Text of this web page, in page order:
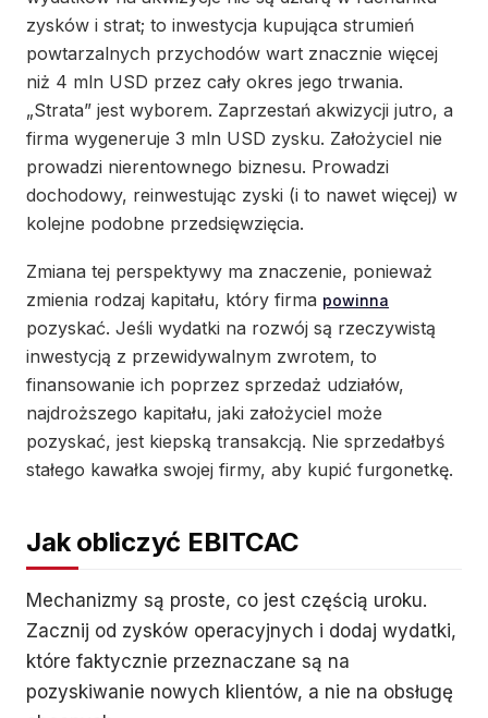
zysków i strat; to inwestycja kupująca strumień
powtarzalnych przychodów wart znacznie więcej
niż 4 mln USD przez cały okres jego trwania.
„Strata” jest wyborem. Zaprzestań akwizycji jutro, a
firma wygeneruje 3 mln USD zysku. Założyciel nie
prowadzi nierentownego biznesu. Prowadzi
dochodowy, reinwestując zyski (i to nawet więcej) w
kolejne podobne przedsięwzięcia.
Zmiana tej perspektywy ma znaczenie, ponieważ
zmienia rodzaj kapitału, który firma powinna
pozyskać. Jeśli wydatki na rozwój są rzeczywistą
inwestycją z przewidywalnym zwrotem, to
finansowanie ich poprzez sprzedaż udziałów,
najdroższego kapitału, jaki założyciel może
pozyskać, jest kiepską transakcją. Nie sprzedałbyś
stałego kawałka swojej firmy, aby kupić furgonetkę.
Jak obliczyć EBITCAC
Mechanizmy są proste, co jest częścią uroku.
Zacznij od zysków operacyjnych i dodaj wydatki,
które faktycznie przeznaczane są na
pozyskiwanie nowych klientów, a nie na obsługę